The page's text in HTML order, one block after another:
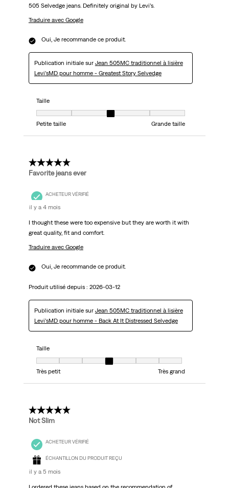
505 Selvedge jeans. Definitely original by Levi’s.
Traduire avec Google
Oui, Je recommande ce produit.
Publication initiale sur Jean 505MC traditionnel à lisière
Levi’sMD pour homme - Greatest Story Selvedge
Taille
Taille, 3 sur 5, où 1 est égal à Petite taille et 5 est égal à Grande taille
Petite taille
Grande taille
5 étoile(s) sur 5.
Favorite jeans ever
ACHETEUR VÉRIFIÉ
il y a 4 mois
I thought these were too expensive but they are worth it with
great quality, fit and comfort.
Traduire avec Google
Oui, Je recommande ce produit.
Produit utilisé depuis : 2026-03-12
Publication initiale sur Jean 505MC traditionnel à lisière
Levi’sMD pour homme - Back At It Distressed Selvedge
Taille
Taille, 4 sur 7, où 1 est égal à Très petit et 7 est égal à Très grand
Très petit
Très grand
5 étoile(s) sur 5.
Not Slim
ACHETEUR VÉRIFIÉ
ÉCHANTILLON DU PRODUIT REÇU
il y a 5 mois